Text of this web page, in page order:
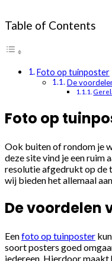
Table of Contents
Foto op tuinposter
De
Foto op
Ook buiten of rondom je
deze site vind je een ruim
resolutie afgedrukt op de
wij bieden het allemaal
De voordelen
Eenfoto op tuinposter
soort posters goed
iedereen. Hierdoor maakt